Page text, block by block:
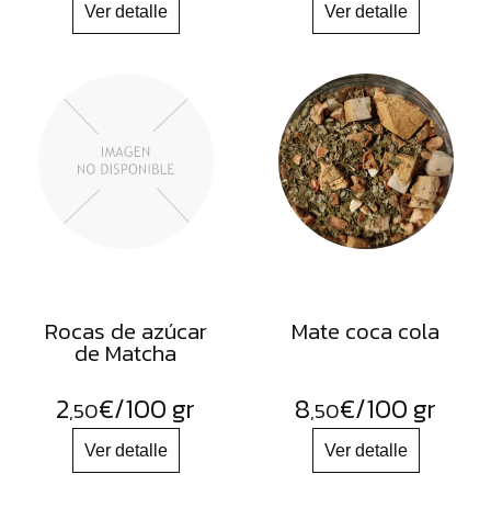
Rocas de azúcar
de Matcha
2,50€/100 gr
Mate coca cola
8,50€/100 gr